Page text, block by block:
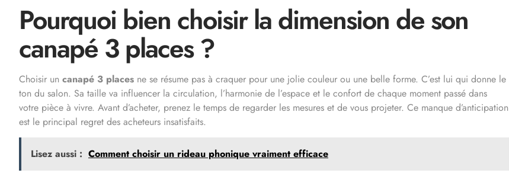
Pourquoi bien choisir la dimension de son
canapé 3 places ?
Choisir un canapé 3 places ne se résume pas à craquer pour une jolie couleur ou une belle forme. C’est lui qui donne le
ton du salon. Sa taille va influencer la circulation, l’harmonie de l’espace et le confort de chaque moment passé dans
votre pièce à vivre. Avant d’acheter, prenez le temps de regarder les mesures et de vous projeter. Ce manque d’anticipation
est le principal regret des acheteurs insatisfaits.
Lisez aussi : Comment choisir un rideau phonique vraiment efficace